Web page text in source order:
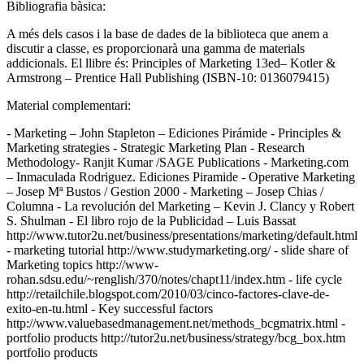
Bibliografia bàsica:
A més dels casos i la base de dades de la biblioteca que anem a
discutir a classe, es proporcionarà una gamma de materials
addicionals. El llibre és: Principles of Marketing 13ed– Kotler &
Armstrong – Prentice Hall Publishing (ISBN-10: 0136079415)
Material complementari:
- Marketing – John Stapleton – Ediciones Pirámide - Principles &
Marketing strategies - Strategic Marketing Plan - Research
Methodology- Ranjit Kumar /SAGE Publications - Marketing.com
– Inmaculada Rodriguez. Ediciones Piramide - Operative Marketing
– Josep Mª Bustos / Gestion 2000 - Marketing – Josep Chias /
Columna - La revolución del Marketing – Kevin J. Clancy y Robert
S. Shulman - El libro rojo de la Publicidad – Luis Bassat
http://www.tutor2u.net/business/presentations/marketing/default.html
- marketing tutorial http://www.studymarketing.org/ - slide share of
Marketing topics http://www-
rohan.sdsu.edu/~renglish/370/notes/chapt11/index.htm - life cycle
http://retailchile.blogspot.com/2010/03/cinco-factores-clave-de-
exito-en-tu.html - Key successful factors
http://www.valuebasedmanagement.net/methods_bcgmatrix.html -
portfolio products http://tutor2u.net/business/strategy/bcg_box.htm
portfolio products